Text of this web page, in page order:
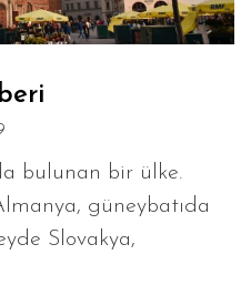
bulunan bir ülke.
güneybatıda
Slovakya,